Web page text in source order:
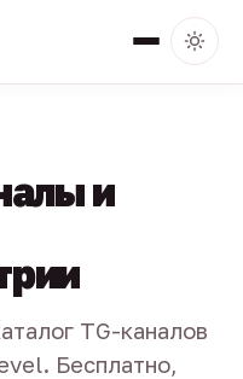
и
TG-каналов
Бесплатно,